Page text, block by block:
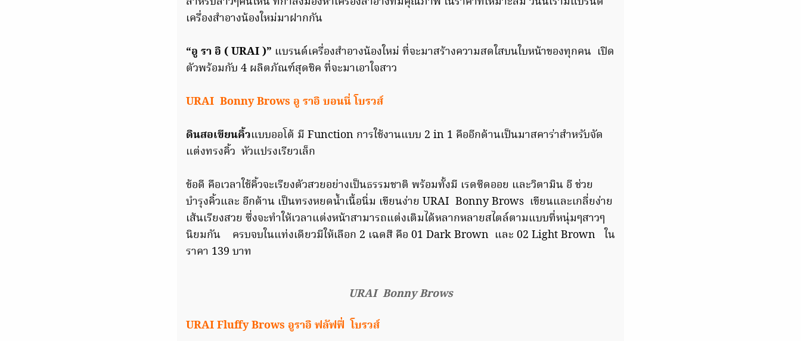
เครื่องสำอางน้องใหม่มาฝากกัน
“อู รา อิ ( URAI )” แบรนด์เครื่องสำอางน้องใหม่ ที่จะมาสร้างความสดใสบนใบหน้าของทุกคน เปิด
ตัวพร้อมกับ 4 ผลิตภัณฑ์สุดชิค ที่จะมาเอาใจสาว
URAI Bonny Brows อู ราอิ บอนนี่ โบรวส์
ดินสอเขียนคิ้วแบบออโต้ มี Function การใช้งานแบบ 2 in 1 คืออีกด้านเป็นมาสคาร่าสำหรับจัด
แต่งทรงคิ้ว หัวแปรงเรียวเล็ก
ข้อดี คือเวลาใช้คิ้วจะเรียงตัวสวยอย่างเป็นธรรมชาติ พร้อมทั้งมี เรดซีดออย และวิตามิน อี ช่วย
บำรุงคิ้วและ อีกด้าน เป็นทรงหยดน้ำเนื้อนิ่ม เขียนง่าย URAI Bonny Brows เขียนและเกลี่ยง่าย
เส้นเรียงสวย ซึ่งจะทำให้เวลาแต่งหน้าสามารถแต่งเติมได้หลากหลายสไตล์ตามแบบที่หนุ่มๆสาวๆ
นิยมกัน ครบจบในแท่งเดียวมีให้เลือก 2 เฉดสี คือ 01 Dark Brown และ 02 Light Brown ใน
ราคา 139 บาท
URAI Bonny Brows
URAI Fluffy Brows อูราอิ ฟลัฟฟี่ โบรวส์